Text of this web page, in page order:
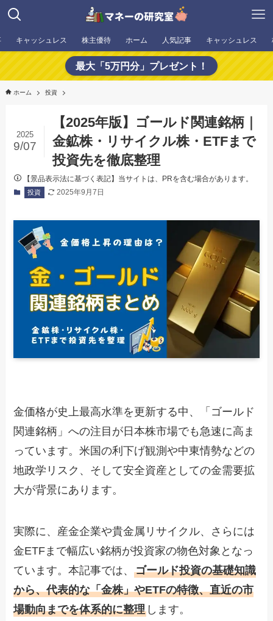
キャッシュレス 株主優待 ホーム 人気記事 キャッシュレス
最大「5万円分」プレゼント！
ホーム 投資
【2025年版】ゴールド関連銘柄｜
金鉱株・リサイクル株・ETFまで
投資先を徹底整理
2025
9/07
【景品表示法に基づく表記】当サイトは、PRを含む場合があります。
投資 2025年9月7日
金価格が史上最高水準を更新する中、「ゴールド
関連銘柄」への注目が日本株市場でも急速に高ま
っています。米国の利下げ観測や中東情勢などの
地政学リスク、そして安全資産としての金需要拡
大が背景にあります。
実際に、産金企業や貴金属リサイクル、さらには
金ETFまで幅広い銘柄が投資家の物色対象となっ
ています。本記事では、ゴールド投資の基礎知識
から、代表的な「金株」やETFの特徴、直近の市
場動向までを体系的に整理 します。